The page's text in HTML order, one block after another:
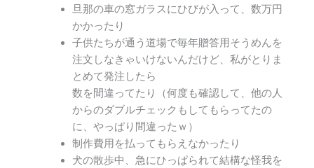
旦那の車の窓ガラスにひびが入って、数万円
かかったり
子供たちが通う道場で毎年贈答用そうめんを
注文しなきゃいけないんだけど、私がとりま
とめて発注したら
数を間違ってたり（何度も確認して、他の人
からのダブルチェックもしてもらってたの
に、やっぱり間違ったｗ）
制作費用を払ってもらえなかったり
犬の散歩中、急にひっぱられて結構な怪我を